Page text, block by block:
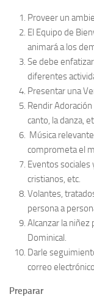
Proveer un
El Equipo de
animará a los
Se debe
diferentes
Presentar una
Rendir
canto, la danza,
Música
comprometa el
Eventos
cristianos, etc.
Volantes,
persona a
Alcanzar la niñez
Dominical.
Darle
correo
Preparar